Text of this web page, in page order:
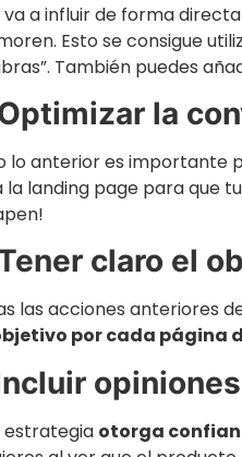
va a influir de forma
Esto se consigue
También puedes
la
lo anterior es importante
la landing page para que
claro el
las acciones anteriores
por cada página
estrategia otorga